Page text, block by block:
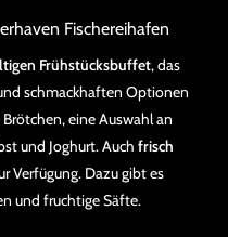
Fischereihafen
Frühstücksbuffet, das
schmackhaften Optionen
eine Auswahl an
und Joghurt. Auch frisch
Verfügung. Dazu gibt es
und fruchtige Säfte.